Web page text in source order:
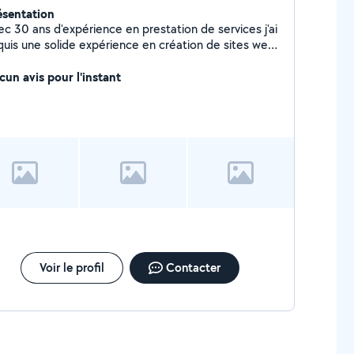
30 ans d'expérience en prestation de services j'ai
une solide expérience en création de sites web
pour tout type de prestation. Je peux égaler
avis pour l'instant
Voir le profil Contacter